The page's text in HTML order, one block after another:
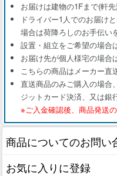
お届けは建物の1Fまで(軒先
ドライバー1人でのお届け
場合は荷降ろしのお手伝い
設置・組立をご希望の場合
お届け先が個人様宅の場合
こちらの商品はメーカー直
直送商品のみご購入の場合、
ジットカード決済、又は銀
※ご入金確認後、商品発送
商品についてのお問い
お気に入りに登録